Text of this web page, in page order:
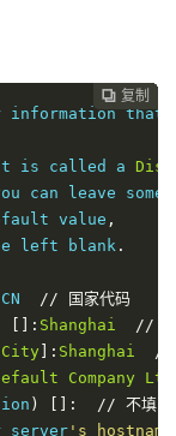
 复制
 复制
 复制
 复制
 复制
 复制
 复制
 复制
 复制
 复制
 复制
information that
is called a
value ,
left blank .
CN //
国家代码
[]: Shanghai //
City ]: Shanghai
//
Company Ltd
) []: // 不填
server 's